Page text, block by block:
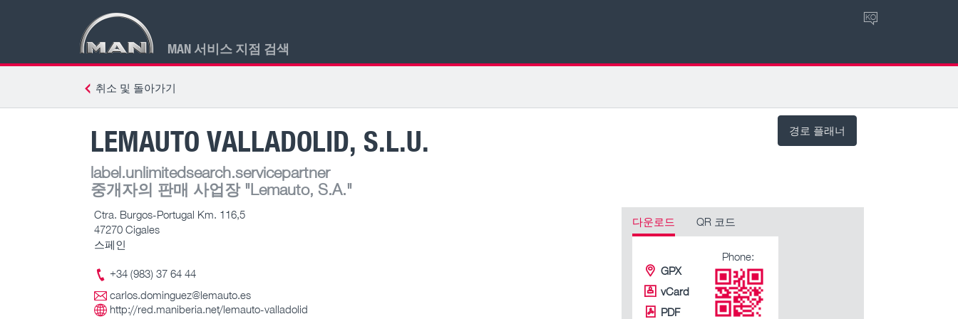
MAN 서비스 지점 검색
KO
취소 및 돌아가기
경로 플래너
LEMAUTO VALLADOLID, S.L.U.
label.unlimitedsearch.servicepartner
중개자의 판매 사업장"Lemauto, S.A."
Ctra. Burgos-Portugal Km. 116,5
47270 Cigales
스페인
+34 (983) 37 64 44
carlos.dominguez@lemauto.es
http://red.maniberia.net/lemauto-valladolid
다운로드 QR 코드
GPX
vCard
PDF
Phone: